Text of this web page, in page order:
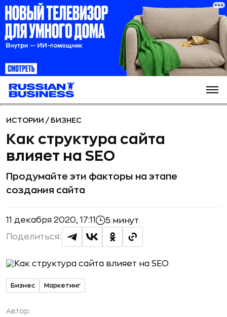
ИСТОРИИ / БИЗНЕС
Как структура сайта
влияет на SEO
Продумайте эти факторы на этапе
создания сайта
11 декабря 2020, 17:11 5 минут
Поделиться:
Бизнес Маркетинг
Автор: